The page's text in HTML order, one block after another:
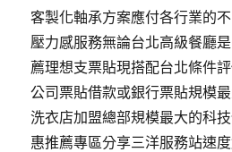
客製化軸承方案應付各行業的
壓力感服務無論台北高級餐廳
薦理想支票貼現搭配台北條件
公司票貼借款或銀行票貼規模
洗衣店加盟總部規模最大的科
惠推薦專區分享三洋服務站速